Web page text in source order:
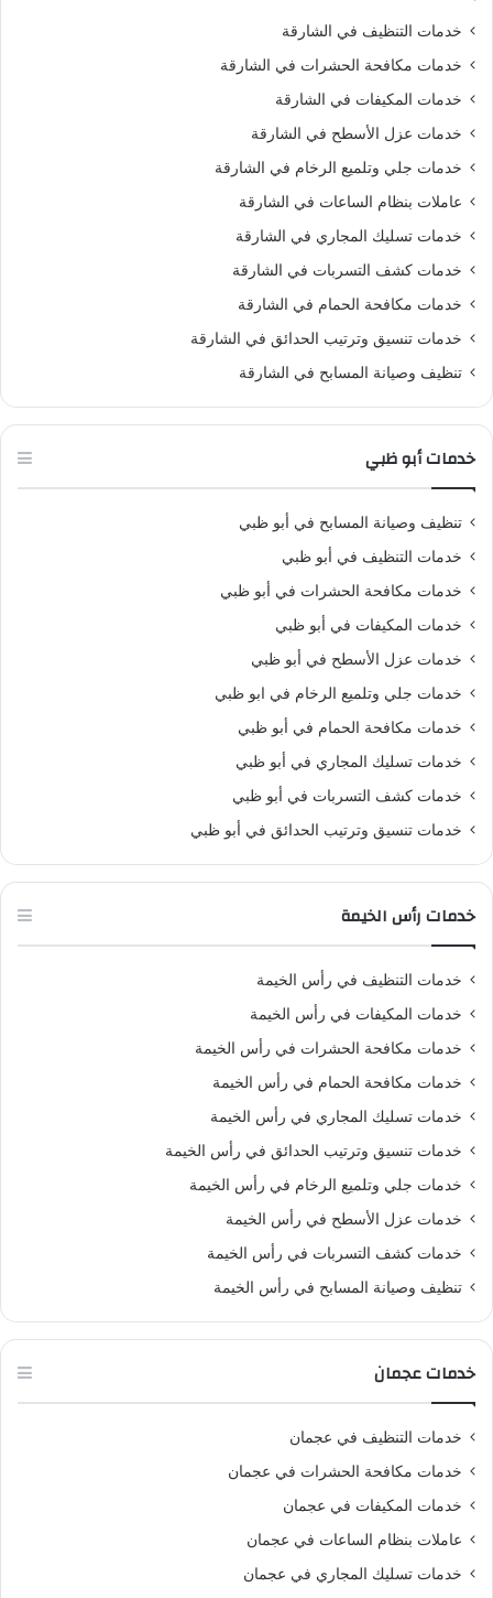
خدمات التنظيف في الشارقة
خدمات مكافحة الحشرات في الشارقة
خدمات المكيفات في الشارقة
خدمات عزل الأسطح في الشارقة
خدمات جلي وتلميع الرخام في الشارقة
عاملات بنظام الساعات في الشارقة
خدمات تسليك المجاري في الشارقة
خدمات كشف التسربات في الشارقة
خدمات مكافحة الحمام في الشارقة
خدمات تنسيق وترتيب الحدائق في الشارقة
تنظيف وصيانة المسابح في الشارقة
خدمات أبو ظبي
تنظيف وصيانة المسابح في أبو ظبي
خدمات التنظيف في أبو ظبي
خدمات مكافحة الحشرات في أبو ظبي
خدمات المكيفات في أبو ظبي
خدمات عزل الأسطح في أبو ظبي
خدمات جلي وتلميع الرخام في ابو ظبي
خدمات مكافحة الحمام في أبو ظبي
خدمات تسليك المجاري في أبو ظبي
خدمات كشف التسربات في أبو ظبي
خدمات تنسيق وترتيب الحدائق في أبو ظبي
خدمات رأس الخيمة
خدمات التنظيف في رأس الخيمة
خدمات المكيفات في رأس الخيمة
خدمات مكافحة الحشرات في رأس الخيمة
خدمات مكافحة الحمام في رأس الخيمة
خدمات تسليك المجاري في رأس الخيمة
خدمات تنسيق وترتيب الحدائق في رأس الخيمة
خدمات جلي وتلميع الرخام في رأس الخيمة
خدمات عزل الأسطح في رأس الخيمة
خدمات كشف التسربات في رأس الخيمة
تنظيف وصيانة المسابح في رأس الخيمة
خدمات عجمان
خدمات التنظيف في عجمان
خدمات مكافحة الحشرات في عجمان
خدمات المكيفات في عجمان
عاملات بنظام الساعات في عجمان
خدمات تسليك المجاري في عجمان